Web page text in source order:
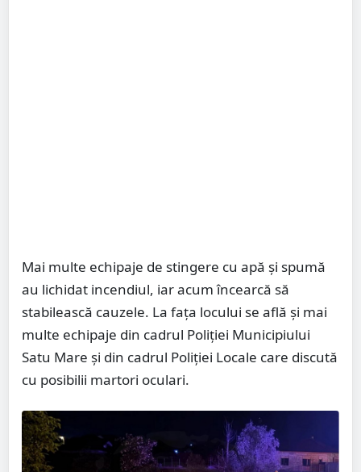
Mai multe echipaje de stingere cu apă și spumă
au lichidat incendiul, iar acum încearcă să
stabilească cauzele. La fața locului se află și mai
multe echipaje din cadrul Poliției Municipiului
Satu Mare și din cadrul Poliției Locale care discută
cu posibilii martori oculari.